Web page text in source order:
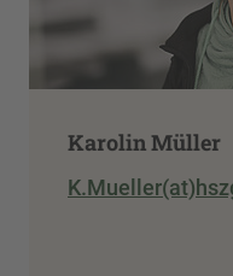
Karolin Müller